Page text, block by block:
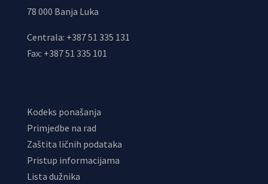
78 000 Banja Luka
Centrala: +387 51 335 131
Fax: +387 51 335 101
Kodeks ponašanja
Primjedbe na rad
Zaštita ličnih podataka
Pristup informacijama
Lista dužnika